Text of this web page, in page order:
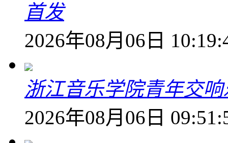
首发
2026年08月06日
浙江音乐学院青年交
2026年08月06日